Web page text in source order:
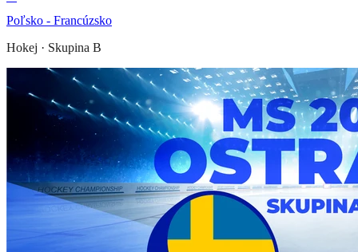
Poľsko - Francúzsko
Hokej · Skupina B